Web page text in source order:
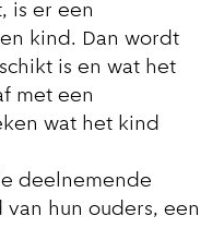
is er een
kind. Dan wordt
is en wat het
met een
wat het kind
deelnemende
hun ouders, een